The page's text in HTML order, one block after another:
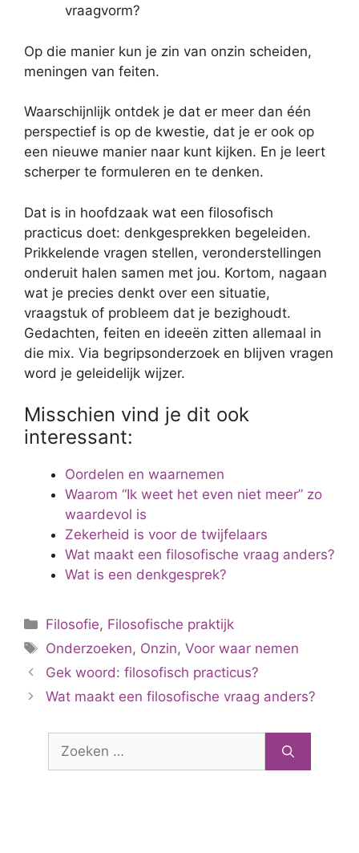
vraagvorm?
Op die manier kun je zin van onzin scheiden,
meningen van feiten.
Waarschijnlijk ontdek je dat er meer dan één
perspectief is op de kwestie, dat je er ook op
een nieuwe manier naar kunt kijken. En je leert
scherper te formuleren en te denken.
Dat is in hoofdzaak wat een filosofisch
practicus doet: denkgesprekken begeleiden.
Prikkelende vragen stellen, veronderstellingen
onderuit halen samen met jou. Kortom, nagaan
wat je precies denkt over een situatie,
vraagstuk of probleem dat je bezighoudt.
Gedachten, feiten en ideeën zitten allemaal in
die mix. Via begripsonderzoek en blijven vragen
word je geleidelijk wijzer.
Misschien vind je dit ook
interessant:
Oordelen en waarnemen
Waarom “Ik weet het even niet meer” zo
waardevol is
Zekerheid is voor de twijfelaars
Wat maakt een filosofische vraag anders?
Wat is een denkgesprek?
Categorieën
Filosofie, Filosofische praktijk
Tags
Onderzoeken, Onzin,Voor waar nemen
Gek woord: filosofisch practicus?
Wat maakt een filosofische vraag anders?
Zoek